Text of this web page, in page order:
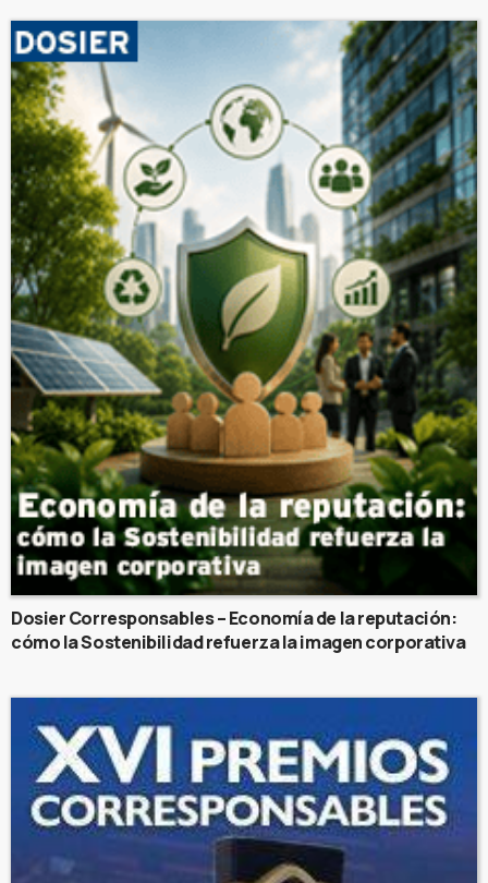
Dosier Corresponsables – Economía de la reputación:
cómo la Sostenibilidad refuerza la imagen corporativa